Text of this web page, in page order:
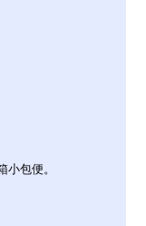
包便。